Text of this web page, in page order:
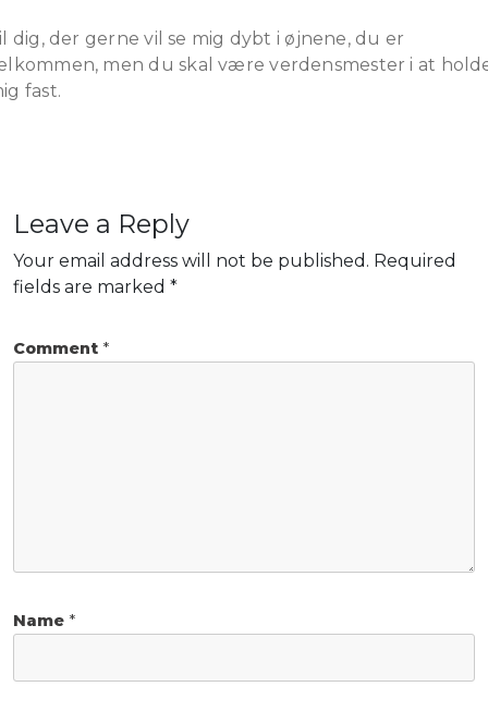
dig, der gerne vil se mig dybt i øjnene, du er
men du skal være verdensmester i at
fast.
Leave a Reply
Your email address will not be published. Required
fields are marked *
Comment *
Name *